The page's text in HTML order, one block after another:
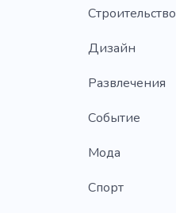
Строительство
Дизайн
Развлечения
Событие
Мода
Cпорт